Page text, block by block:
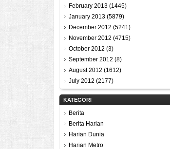
February 2013 (1445)
January 2013 (5879)
December 2012 (5241)
November 2012 (4715)
October 2012 (3)
September 2012 (8)
August 2012 (1612)
July 2012 (2177)
KATEGORI
Berita
Berita Harian
Harian Dunia
Harian Metro